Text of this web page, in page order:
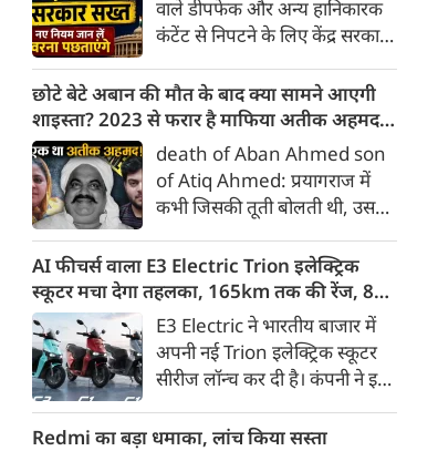
वाले डीपफेक और अन्य हानिकारक
कंटेंट से निपटने के लिए केंद्र सरकार
किया है। सरकार ने AI से तैयार कंटेंट
पर स्पष्ट लेबल और पहचान योग्य
मेटाडेटा उपलब्ध कराना अनिवार्य
किया है। साथ ही, सरकारी या
न्यायालय के आदेश के आधार पर
गैरकानूनी जानकारी हटाने की
समयसीमा 36 घंटे से घटाकर 3 घंटे
कर दी गई है।
छोटे बेटे अबान की मौत के बाद क्या सामने आएगी
शाइस्ता? 2023 से फरार है माफिया अतीक अहमद
की पत्नी
death of Aban Ahmed son
of Atiq Ahmed: प्रयागराज में
कभी जिसकी तूती बोलती थी, उस
अहमद के कुनबे पर कानून और
किस्मत की दोहरी मार पड़ रही है।
जिस झांसी जिले में अप्रैल 2023 में
अतीक के एनकाउंटर में मारे गए बेटे
असद की सांसें थमी थीं, उसी झांसी में
अब उसके छोटे बेटे अबान की भीषण
सड़क दुर्घटना में जान चली गई है।
AI फीचर्स वाला E3 Electric Trion इलेक्ट्रिक
स्कूटर मचा देगा तहलका, 165km तक की रेंज, 8
साल की बैटरी वारंटी, कीमत जानेंगे तो हो जाएंगे
हैरान
E3 Electric ने भारतीय बाजार में
अपनी नई Trion इलेक्ट्रिक स्कूटर
सीरीज लॉन्च कर दी है। कंपनी ने इसे
पेश किया है। Trion की शुरुआती
Redmi का बड़ा धमाका, लांच किया सस्ता